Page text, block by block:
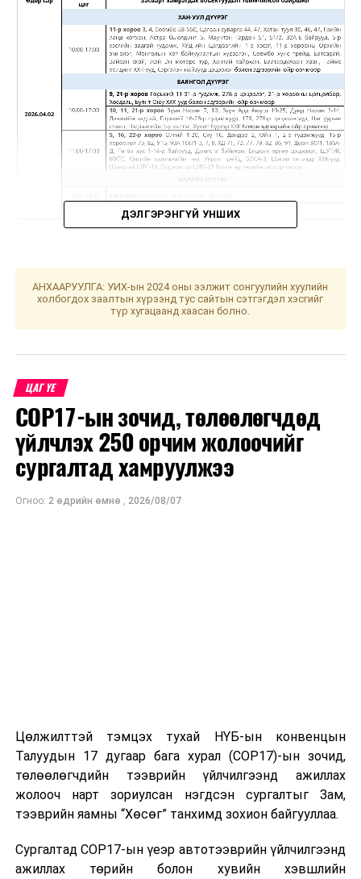
дугаарт мэдээлэл хүргэх болно. Засварын ажлыг
тухайн тоноглолоос хүчдэлээс бүрэн чөлөөлсний
дараа хийдэг нөхцөл байдлыг харгалзан үзэж,
хүлээцтэй хандахыг хэрэгчлэгч та бүхнээс хүсье.
УНШСАН:
УИХ: Өнөөдөр чуулганы нэгдсэн хуралдаанаар...
ӨМНӨХ МЭДЭЭ
Замын хөдөлгөөний зөрчлийг 102 аппликэйшнээр
мэдээлээрэй
ДЭЛГЭРЭНГҮЙ УНШИХ
АНХААРУУЛГА: УИХ-ын 2024 оны ээлжит сонгуулийн хуулийн
холбогдох заалтын хүрээнд тус сайтын сэтгэгдэл хэсгийг
түр хугацаанд хаасан болно.
ЦАГ ҮЕ
COP17-ын зочид, төлөөлөгчдөд
үйлчлэх 250 орчим жолоочийг
сургалтад хамруулжээ
Огноо: 2 өдрийн өмнө , 2026/08/07
Цөлжилттэй тэмцэх тухай НҮБ-ын конвенцын
Талуудын 17 дугаар бага хурал (COP17)-ын зочид,
төлөөлөгчдийн тээврийн үйлчилгээнд ажиллах
жолооч нарт зориулсан нэгдсэн сургалтыг Зам,
тээврийн яамны “Хөсөг” танхимд зохион байгууллаа.
Сургалтад COP17-ын үеэр автотээврийн үйлчилгээнд
ажиллах төрийн болон хувийн хэвшлийн